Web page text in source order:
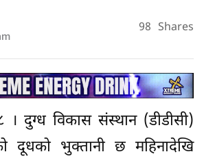
98 Shares
दुग्ध विकास संस्थान (डीडीसी)
दूधको भुक्तानी छ महिनादेखि